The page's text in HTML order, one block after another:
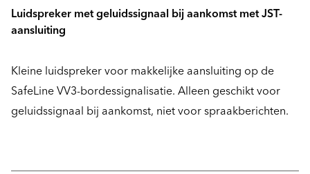
Luidspreker met geluidssignaal bij aankomst met JST-
aansluiting
Kleine luidspreker voor makkelijke aansluiting op de
SafeLine VV3-bordessignalisatie. Alleen geschikt voor
geluidssignaal bij aankomst, niet voor spraakberichten.